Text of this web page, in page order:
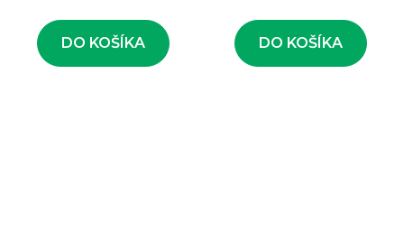
DO KOŠÍKA DO KOŠÍKA